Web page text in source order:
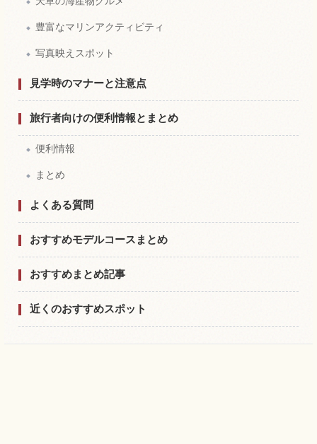
豊富なマリンアクティビティ
写真映えスポット
見学時のマナーと注意点
旅行者向けの便利情報とまとめ
便利情報
まとめ
よくある質問
おすすめモデルコースまとめ
おすすめまとめ記事
近くのおすすめスポット